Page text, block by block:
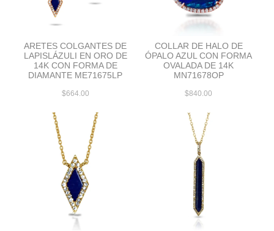
ARETES COLGANTES DE
LAPISLÁZULI EN ORO DE
14K CON FORMA DE
DIAMANTE ME71675LP
$664.00
COLLAR DE HALO DE
ÓPALO AZUL CON FORMA
OVALADA DE 14K
MN71678OP
$840.00